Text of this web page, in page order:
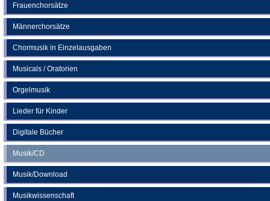
Frauenchorsätze
Männerchorsätze
Chormusik in Einzelausgaben
Musicals / Oratorien
Orgelmusik
Lieder für Kinder
Digitale Bücher
Musik/CD
Musik/Download
Musikwissenschaft